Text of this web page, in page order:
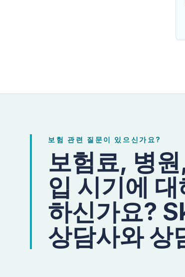
보험 관련 질문이 있으신가요?
보험료, 병
입 시기에
하신가요?
상담사와 상